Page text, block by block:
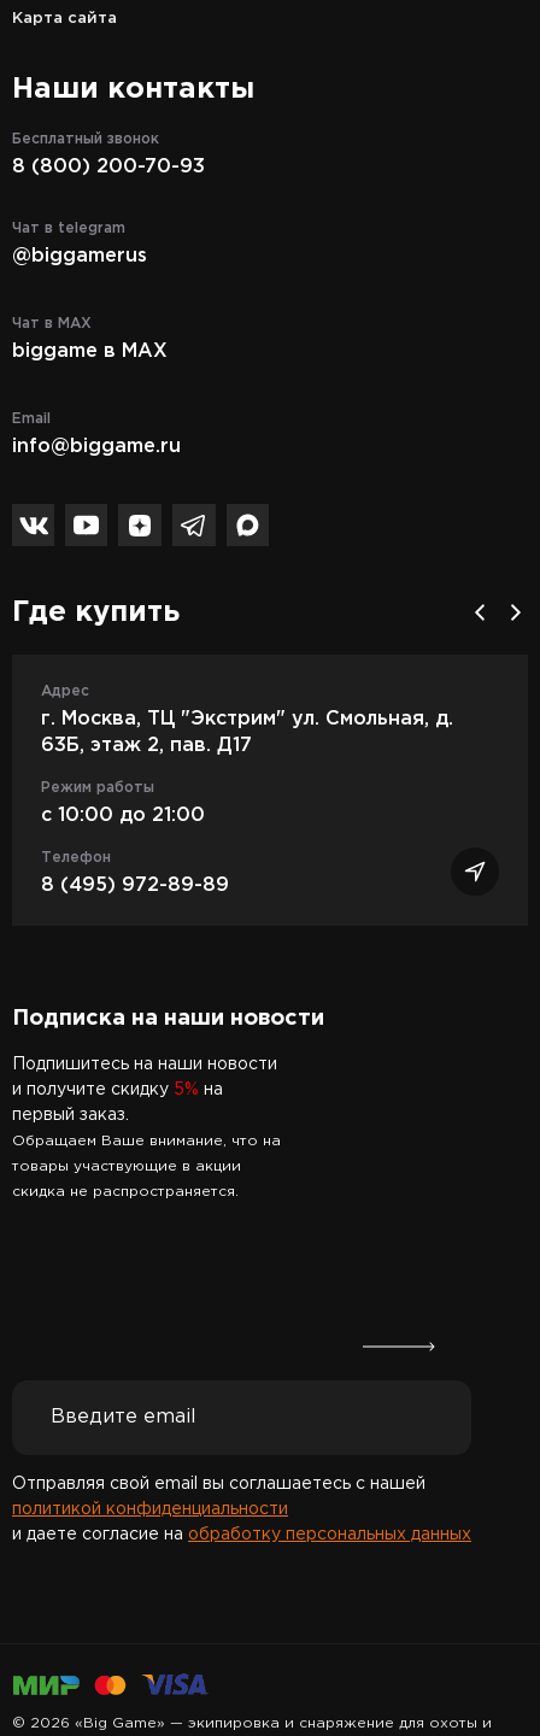
Карта сайта
Наши контакты
Бесплатный звонок
8 (800) 200-70-93
Чат в telegram
@biggamerus
Чат в MAX
biggame в MAX
Email
info@biggame.ru
Где купить
Адрес
г. Москва, ТЦ "Экстрим" ул. Смольная, д.
63Б, этаж 2, пав. Д17
Режим работы
c 10:00 до 21:00
Телефон
8 (495) 972-89-89
Подписка на наши новости
Подпишитесь на наши новости
и получите скидку 5% на
первый заказ.
Обращаем Ваше внимание, что на
товары участвующие в акции
скидка не распространяется.
Отправляя свой email вы соглашаетесь с нашей
политикой конфиденциальности
и даете согласие на обработку персональных данных
© 2026 «Big Game» — экипировка и снаряжение для охоты и